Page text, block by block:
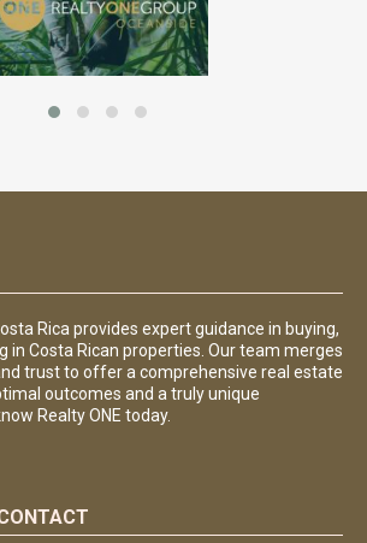
Rica provides expert guidance in buying,
in Costa Rican properties. Our team merges
trust to offer a comprehensive real estate
outcomes and a truly unique
Realty ONE today.